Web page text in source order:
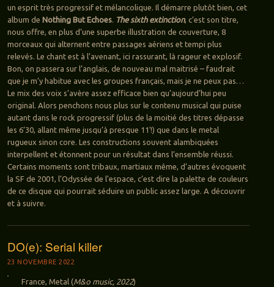
un esprit très progressif et mélancolique. Il démarre plutôt bien, cet
album de Nothing But Echoes. The sixth extinction, c’est son titre,
nous offre, en plus d’une superbe illustration de couverture, 8
morceaux qui alternent entre passages aériens et tempi plus
relevés. Le chant est à l’avenant, ici rassurant, là rageur et explosif.
Bon, on passera sur l’anglais, de nouveau mal maitrisé – faudrait
que je m’y habitue avec les groupes français, mais je ne peux pas…
Le mix des voix s’avère assez efficace bien qu’aujourd’hui peu
original. Alors penchons nous plus sur le contenu musical qui puise
autant dans le rock progressif (plus de la moitié des titres dépasse
les 6’30, allant même jusqu’à presque 11′!) que dans le metal
rugueux sinon core. Les constructions souvent alambiquées
interpellent et étonnent pour un résultat dans l’ensemble réussi.
Certains moments sont tribaux, martiaux même, d’autres évoquent
la SF de 2001, l’Odyssée de l’espace, c’est dire la palette de couleurs
de ce disque qui pourrait séduire un public assez large. A découvrir
et à suivre.
DO(e): Serial killer
23 NOVEMBRE 2022
France, Metal (M&o music, 2022)